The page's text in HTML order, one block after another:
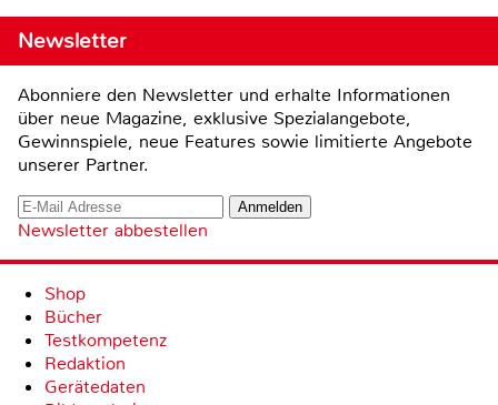
Newsletter
Abonniere den Newsletter und erhalte Informationen
über neue Magazine, exklusive Spezialangebote,
Gewinnspiele, neue Features sowie limitierte Angebote
unserer Partner.
Newsletter abbestellen
Shop
Bücher
Testkompetenz
Redaktion
Gerätedaten